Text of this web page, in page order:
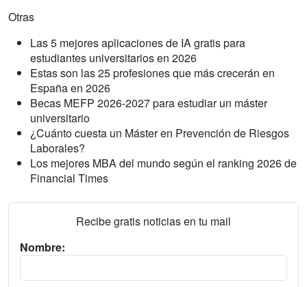
Otras
Las 5 mejores aplicaciones de IA gratis para
estudiantes universitarios en 2026
Estas son las 25 profesiones que más crecerán en
España en 2026
Becas MEFP 2026-2027 para estudiar un máster
universitario
¿Cuánto cuesta un Máster en Prevención de Riesgos
Laborales?
Los mejores MBA del mundo según el ranking 2026 de
Financial Times
Recibe gratis noticias en tu mail
Nombre: